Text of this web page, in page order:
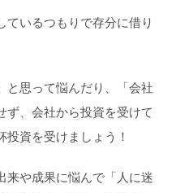
ているつもりで存分に借り
と思って悩んだり、「会社
ず、会社から投資を受けて
資を受けましょう！
来や成果に悩んで「人に迷